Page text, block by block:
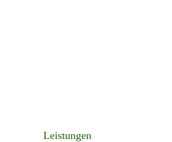
Leistungen